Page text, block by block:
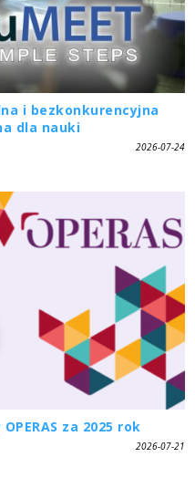
i bezkonkurencyjna
dla nauki
2026-07-24
za 2025 rok
2026-07-21